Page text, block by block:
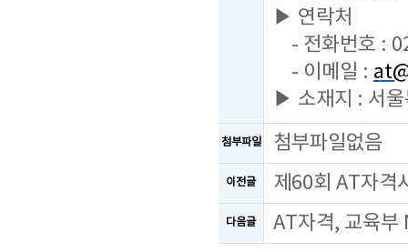
▶ 연락처
- 전화번호 :
- 이메일 :
▶ 소재지 : 서울
첨부파일 첨부파일없음
이전글 제60회 AT자격
다음글 AT자격, 교육부